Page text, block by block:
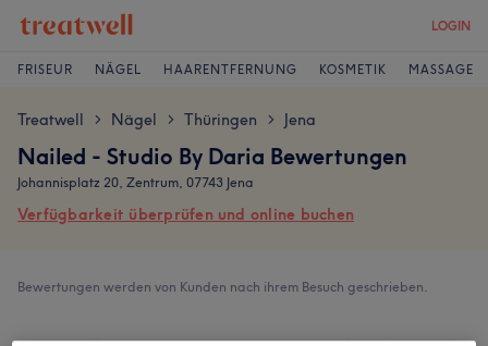
LOGIN
FRISEUR NÄGEL HAARENTFERNUNG KOSMETIK MASSAGE
Treatwell > Nägel > Thüringen > Jena
Nailed - Studio By Daria Bewertungen
Johannisplatz 20, Zentrum, 07743 Jena
Verfügbarkeit überprüfen und online buchen
Bewertungen werden von Kunden nach ihrem Besuch geschrieben.